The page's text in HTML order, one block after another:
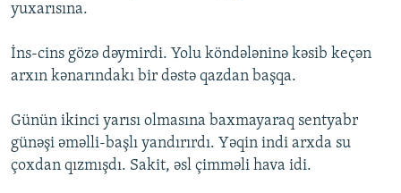
yuxarısına.
İns-cins gözə dəymirdi. Yolu köndələninə kəsib keçən
arxın kənarındakı bir dəstə qazdan başqa.
Günün ikinci yarısı olmasına baxmayaraq sentyabr
günəşi əməlli-başlı yandırırdı. Yəqin indi arxda su
çoxdan qızmışdı. Sakit, əsl çimməli hava idi.